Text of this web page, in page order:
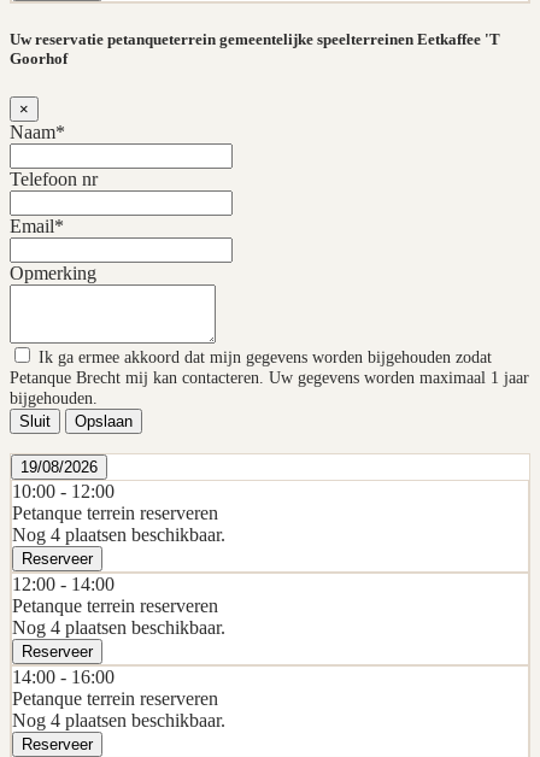
Uw reservatie petanqueterrein gemeentelijke speelterreinen Eetkaffee 'T
Goorhof
×
Naam*
Telefoon nr
Email*
Opmerking
Ik ga ermee akkoord dat mijn gegevens worden bijgehouden zodat
Petanque Brecht mij kan contacteren. Uw gegevens worden maximaal 1 jaar
bijgehouden.
Sluit Opslaan
19/08/2026
10:00 - 12:00
Petanque terrein reserveren
Nog 4 plaatsen beschikbaar.
Reserveer
12:00 - 14:00
Petanque terrein reserveren
Nog 4 plaatsen beschikbaar.
Reserveer
14:00 - 16:00
Petanque terrein reserveren
Nog 4 plaatsen beschikbaar.
Reserveer